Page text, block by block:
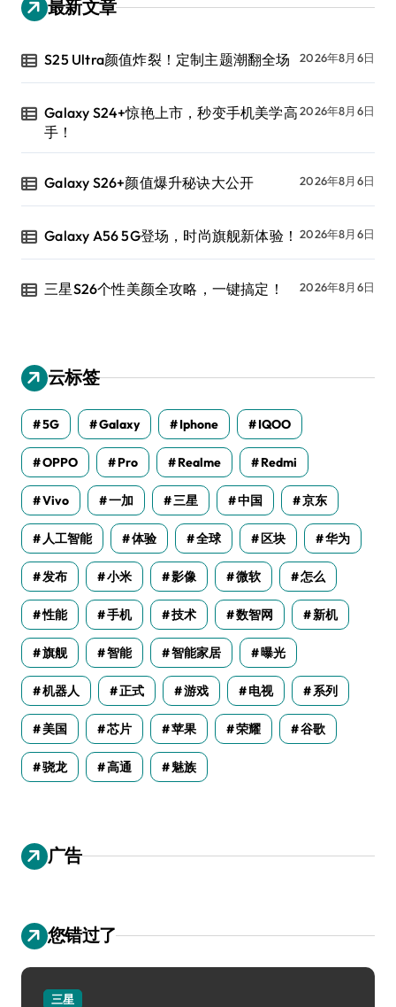
最新文章
S25 Ultra颜值炸裂！定制主题潮翻全场 2026年8月6日
Galaxy S24+惊艳上市，秒变手机美学高
手！
2026年8月6日
Galaxy S26+颜值爆升秘诀大公开 2026年8月6日
Galaxy A56 5G登场，时尚旗舰新体验！ 2026年8月6日
三星S26个性美颜全攻略，一键搞定！ 2026年8月6日
云标签
5G Galaxy Iphone IQOO
OPPO Pro Realme Redmi
Vivo 一加 三星 中国 京东
人工智能 体验 全球 区块 华为
发布 小米 影像 微软 怎么
性能 手机 技术 数智网 新机
旗舰 智能 智能家居 曝光
机器人 正式 游戏 电视 系列
美国 芯片 苹果 荣耀 谷歌
骁龙 高通 魅族
广告
您错过了
三星